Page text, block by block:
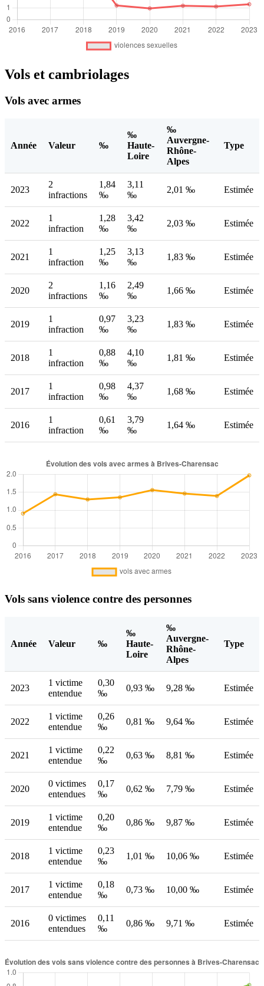
Vols et cambriolages
Vols avec armes
Année Valeur ‰
‰
Haute-
Loire
‰
Auvergne-
Rhône-
Alpes
Type
2023
2
infractions
1,84
‰
3,11
‰
2,01 ‰ Estimée
2022
1
infraction
1,28
‰
3,42
‰
2,03 ‰ Estimée
2021
1
infraction
1,25
‰
3,13
‰
1,83 ‰ Estimée
2020
2
infractions
1,16
‰
2,49
‰
1,66 ‰ Estimée
2019
1
infraction
0,97
‰
3,23
‰
1,83 ‰ Estimée
2018
1
infraction
0,88
‰
4,10
‰
1,81 ‰ Estimée
2017
1
infraction
0,98
‰
4,37
‰
1,68 ‰ Estimée
2016
1
infraction
0,61
‰
3,79
‰
1,64 ‰ Estimée
Vols sans violence contre des personnes
Année Valeur ‰
‰
Haute-
Loire
‰
Auvergne-
Rhône-
Alpes
Type
2023
1 victime
entendue
0,30
‰
0,93 ‰ 9,28 ‰ Estimée
2022
1 victime
entendue
0,26
‰
0,81 ‰ 9,64 ‰ Estimée
2021
1 victime
entendue
0,22
‰
0,63 ‰ 8,81 ‰ Estimée
2020
0 victimes
entendues
0,17
‰
0,62 ‰ 7,79 ‰ Estimée
2019
1 victime
entendue
0,20
‰
0,86 ‰ 9,87 ‰ Estimée
2018
1 victime
entendue
0,23
‰
1,01 ‰ 10,06 ‰ Estimée
2017
1 victime
entendue
0,18
‰
0,73 ‰ 10,00 ‰ Estimée
2016
0 victimes
entendues
0,11
‰
0,86 ‰ 9,71 ‰ Estimée